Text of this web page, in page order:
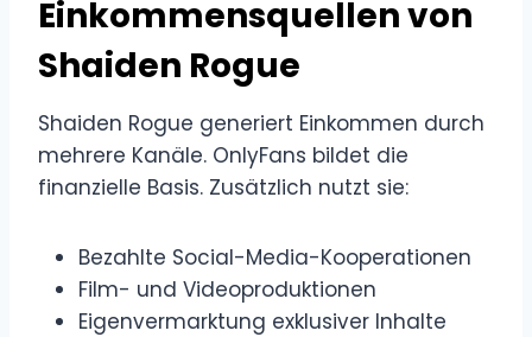
Einkommensquellen von
Shaiden Rogue
Shaiden Rogue generiert Einkommen durch
mehrere Kanäle. OnlyFans bildet die
finanzielle Basis. Zusätzlich nutzt sie:
Bezahlte Social-Media-Kooperationen
Film- und Videoproduktionen
Eigenvermarktung exklusiver Inhalte